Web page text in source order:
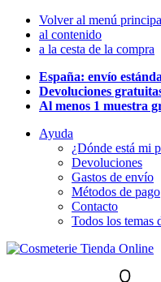
Volver al menú
al contenido
a la cesta de la compra
España: envío
Devoluciones
Al menos 1 muestra
Ayuda
¿Dónde está mi
Devoluciones
Gastos de envío
Métodos de pago
Contacto
Todos los temas